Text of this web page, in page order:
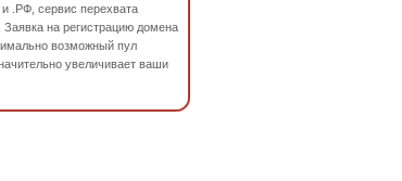
и .РФ, сервис перехвата
Заявка на регистрацию домена
возможный пул
увеличивает ваши